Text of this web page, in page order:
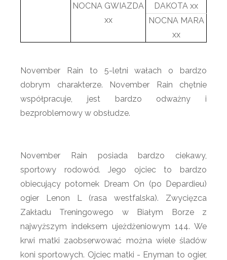
NOCNA GWIAZDA
xx
DAKOTA xx
NOCNA MARA
xx
November Rain to 5-letni wałach o bardzo
dobrym charakterze. November Rain chętnie
współpracuje, jest bardzo odważny i
bezproblemowy w obsłudze.
November Rain posiada bardzo ciekawy,
sportowy rodowód. Jego ojciec to bardzo
obiecujący potomek Dream On (po Depardieu)
ogier Lenon L (rasa westfalska). Zwycięzca
Zakładu Treningowego w Białym Borze z
najwyższym indeksem ujeżdżeniowym 144. We
krwi matki zaobserwować można wiele śladów
koni sportowych. Ojciec matki - Enyman to ogier,